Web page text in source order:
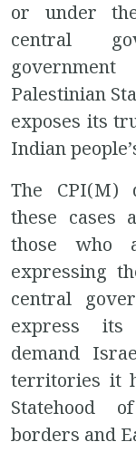
or under
central
Palestinian
exposes its
Indian
The CPI(M)
these cases
those who
expressing
central
express its
demand
territories it
Statehood
borders and